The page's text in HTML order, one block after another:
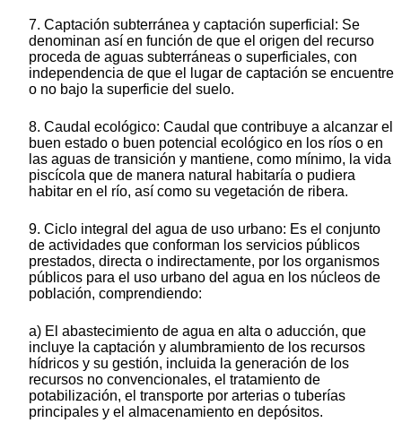
7. Captación subterránea y captación superficial: Se
denominan así en función de que el origen del recurso
proceda de aguas subterráneas o superficiales, con
independencia de que el lugar de captación se encuentre
o no bajo la superficie del suelo.
8. Caudal ecológico: Caudal que contribuye a alcanzar el
buen estado o buen potencial ecológico en los ríos o en
las aguas de transición y mantiene, como mínimo, la vida
piscícola que de manera natural habitaría o pudiera
habitar en el río, así como su vegetación de ribera.
9. Ciclo integral del agua de uso urbano: Es el conjunto
de actividades que conforman los servicios públicos
prestados, directa o indirectamente, por los organismos
públicos para el uso urbano del agua en los núcleos de
población, comprendiendo:
a) El abastecimiento de agua en alta o aducción, que
incluye la captación y alumbramiento de los recursos
hídricos y su gestión, incluida la generación de los
recursos no convencionales, el tratamiento de
potabilización, el transporte por arterias o tuberías
principales y el almacenamiento en depósitos.